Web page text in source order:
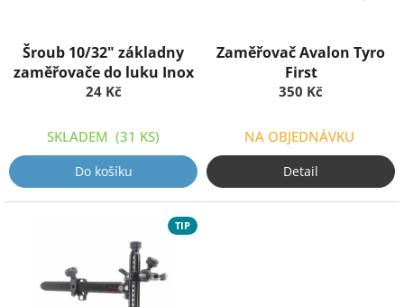
u
Šroub 10/32" základny
zaměřovače do luku Inox
24 Kč
SKLADEM (31 KS)
Do košíku
Zaměřovač Avalon Tyro
First
350 Kč
NA OBJEDNÁVKU
Detail
TIP